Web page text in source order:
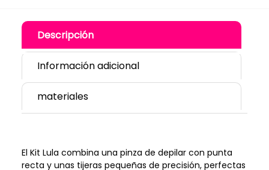
Descripción
Información adicional
materiales
El Kit Lula combina una pinza de depilar con punta
recta y unas tijeras pequeñas de precisión, perfectas